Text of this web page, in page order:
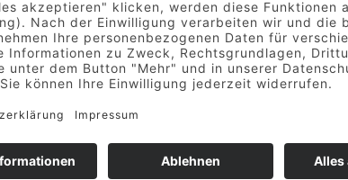
Bereich (Elektriker, Anlagen- und